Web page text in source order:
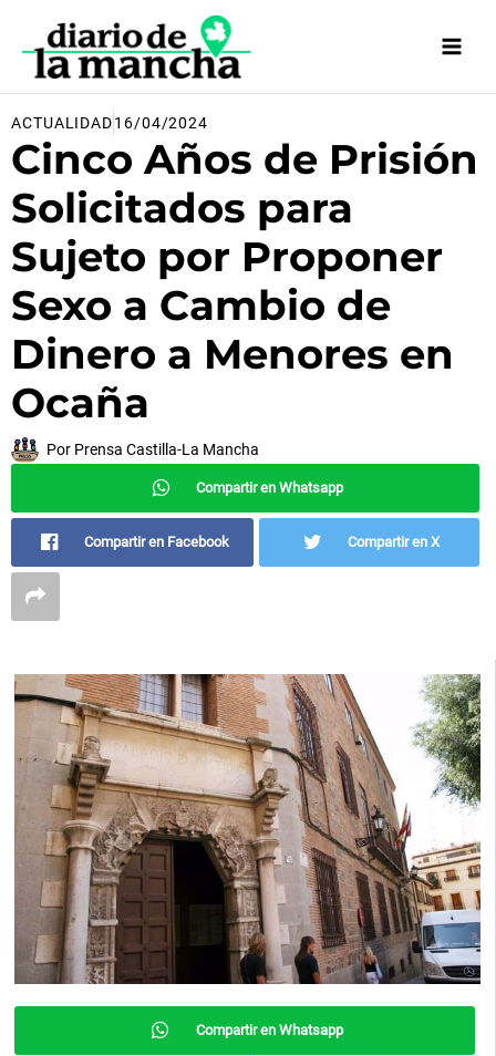
contenido
ACTUALIDAD16/04/2024
Cinco Años de Prisión
Solicitados para
Sujeto por Proponer
Sexo a Cambio de
Dinero a Menores en
Ocaña
Por Prensa Castilla-La Mancha
Compartir en Whatsapp
Compartir en Facebook Compartir en X
Compartir en Whatsapp